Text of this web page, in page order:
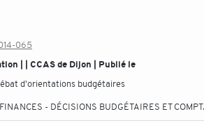
065
| | CCAS de Dijon | Publié le
d'orientations budgétaires
FINANCES - DÉCISIONS BUDGÉTAIRES ET